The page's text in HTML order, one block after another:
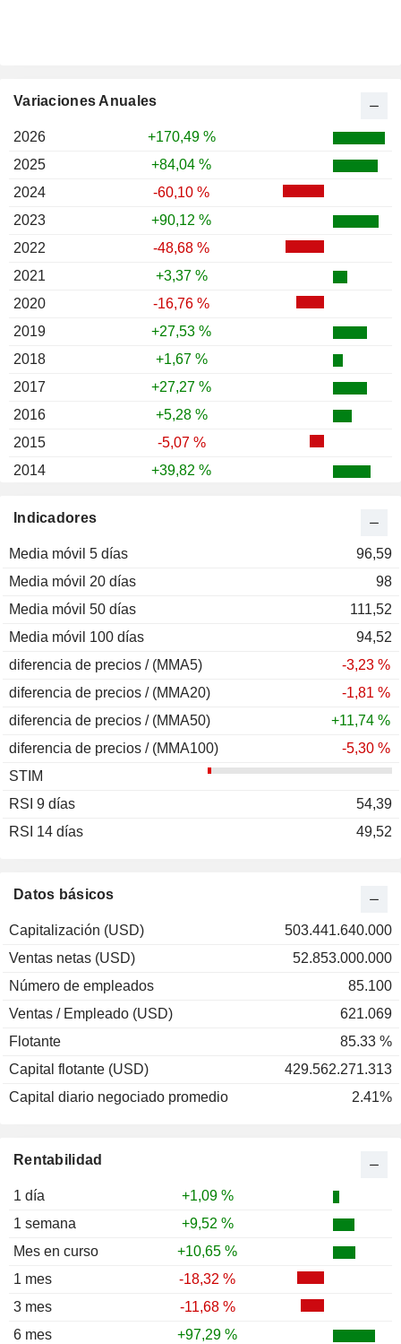
Rentabilidad
1 día
+1,09 %
1 semana
+9,52 %
Mes en curso
+10,65 %
1 mes
-18,32 %
3 mes
-11,68 %
6 mes
+97,29 %
Datos básicos
Capitalización (USD)
503.441.640.000
Ventas netas (USD)
52.853.000.000
Número de empleados
85.100
Ventas / Empleado (USD)
621.069
Flotante
85.33 %
Capital flotante (USD)
429.562.271.313
Capital diario negociado promedio
2.41%
Indicadores
Media móvil 5 días
96,59
Media móvil 20 días
98
Media móvil 50 días
111,52
Media móvil 100 días
94,52
diferencia de precios / (MMA5)
-3,23 %
diferencia de precios / (MMA20)
-1,81 %
diferencia de precios / (MMA50)
+11,74 %
diferencia de precios / (MMA100)
-5,30 %
STIM
RSI 9 días
54,39
RSI 14 días
49,52
Variaciones Anuales
2026
+170,49 %
2025
+84,04 %
2024
-60,10 %
2023
+90,12 %
2022
-48,68 %
2021
+3,37 %
2020
-16,76 %
2019
+27,53 %
2018
+1,67 %
2017
+27,27 %
2016
+5,28 %
2015
-5,07 %
2014
+39,82 %
2012
2011
2010
2009
2008
2007
+31,65 %
2006
-18,87 %
2005
+6,71 %
2004
-27,02 %
2003
+105,84 %
2002
2001
1999
1997
+3,02 %
1992
1991
+27,27 %
1989
1988
-10,38 %
1987
+89,29 %
1986
-28,21 %
1985
+4,46 %
1984
-33,33 %
1983
+116,77 %